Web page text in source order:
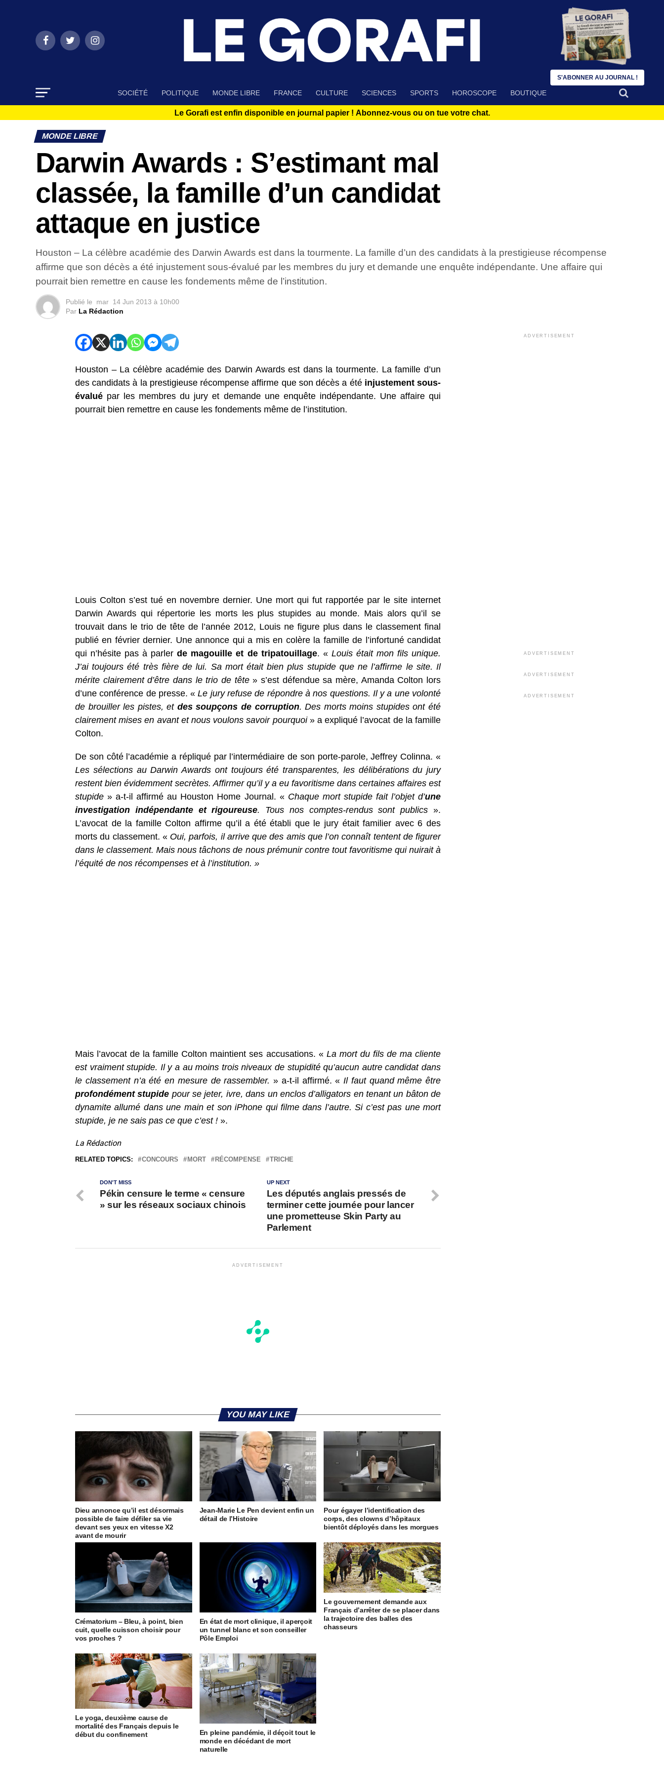
SOCIÉTÉ POLITIQUE MONDE LIBRE FRANCE CULTURE SCIENCES SPORTS HOROSCOPE BOUTIQUE
Le Gorafi est enfin disponible en journal papier ! Abonnez-vous ou on tue votre chat.
MONDE LIBRE
Darwin Awards : S’estimant mal
classée, la famille d’un candidat
attaque en justice
Houston – La célèbre académie des Darwin Awards est dans la tourmente. La famille d’un des candidats à la prestigieuse récompense
affirme que son décès a été injustement sous-évalué par les membres du jury et demande une enquête indépendante. Une affaire qui
pourrait bien remettre en cause les fondements même de l’institution.
Publié le mar 14 Jun 2013 à 10h00
Par La Rédaction
Houston – La célèbre académie des Darwin Awards est dans la tourmente. La famille d’un
des candidats à la prestigieuse récompense affirme que son décès a été injustement sous-
évalué par les membres du jury et demande une enquête indépendante. Une affaire qui
pourrait bien remettre en cause les fondements même de l’institution.
Louis Colton s’est tué en novembre dernier. Une mort qui fut rapportée par le site internet
Darwin Awards qui répertorie les morts les plus stupides au monde. Mais alors qu’il se
trouvait dans le trio de tête de l’année 2012, Louis ne figure plus dans le classement final
publié en février dernier. Une annonce qui a mis en colère la famille de l’infortuné candidat
qui n’hésite pas à parlerde magouille et de tripatouillage. « Louis était mon fils unique.
J’ai toujours été très fière de lui. Sa mort était bien plus stupide que ne l’affirme le site. Il
mérite clairement d’être dans le trio de tête» s’est défendue sa mère, Amanda Colton lors
d’une conférence de presse. «Le jury refuse de répondre à nos questions. Il y a une volonté
de brouiller les pistes, et des soupçons de corruption. Des morts moins stupides ont été
clairement mises en avant et nous voulons savoir pourquoi» a expliqué l’avocat de la famille
Colton.
De son côté l’académie a répliqué par l’intermédiaire de son porte-parole, Jeffrey Colinna. «
Les sélections au Darwin Awards ont toujours été transparentes, les délibérations du jury
restent bien évidemment secrètes. Affirmer qu’il y a eu favoritisme dans certaines affaires est
stupide » a-t-il affirmé au Houston Home Journal. « Chaque mort stupide fait l’objet d’une
investigation indépendante et rigoureuse. Tous nos comptes-rendus sont publics ».
L’avocat de la famille Colton affirme qu’il a été établi que le jury était familier avec 6 des
morts du classement. « Oui, parfois, il arrive que des amis que l’on connaît tentent de figurer
dans le classement. Mais nous tâchons de nous prémunir contre tout favoritisme qui nuirait à
l’équité de nos récompenses et à l’institution. »
Mais l’avocat de la famille Colton maintient ses accusations. « La mort du fils de ma cliente
est vraiment stupide. Il y a au moins trois niveaux de stupidité qu’aucun autre candidat dans
le classement n’a été en mesure de rassembler. » a-t-il affirmé. « Il faut quand même être
profondément stupide pour se jeter, ivre, dans un enclos d’alligators en tenant un bâton de
dynamite allumé dans une main et son iPhone qui filme dans l’autre. Si c’est pas une mort
stupide, je ne sais pas ce que c’est ! ».
La Rédaction
RELATED TOPICS: CONCOURS MORT RÉCOMPENSE TRICHE
UP NEXT
Les députés anglais pressés de
terminer cette journée pour lancer
une prometteuse Skin Party au
Parlement
DON'T MISS
Pékin censure le terme « censure
» sur les réseaux sociaux chinois
ADVERTISEMENT
YOU MAY LIKE
Dieu annonce qu’il est désormais
possible de faire défiler sa vie
devant ses yeux en vitesse X2
avant de mourir
Jean-Marie Le Pen devient enfin un
détail de l’Histoire
Pour égayer l’identification des
corps, des clowns d’hôpitaux
bientôt déployés dans les morgues
Crématorium – Bleu, à point, bien
cuit, quelle cuisson choisir pour
vos proches ?
En état de mort clinique, il aperçoit
un tunnel blanc et son conseiller
Pôle Emploi
Le gouvernement demande aux
Français d’arrêter de se placer dans
la trajectoire des balles des
chasseurs
Le yoga, deuxième cause de
mortalité des Français depuis le
début du confinement
En pleine pandémie, il déçoit tout le
monde en décédant de mort
naturelle
ADVERTISEMENT
ADVERTISEMENT
ADVERTISEMENT
ADVERTISEMENT
S'ABONNER AU JOURNAL !